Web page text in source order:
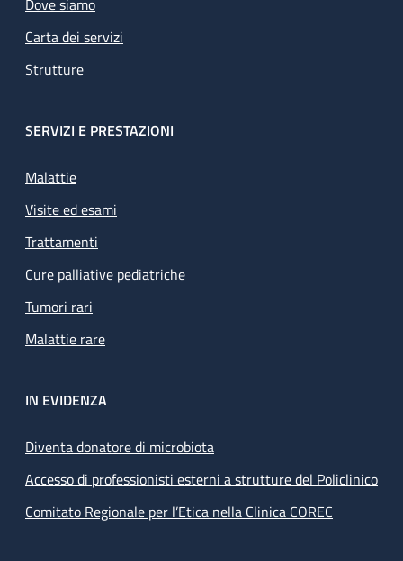
Dove siamo
Carta dei servizi
Strutture
SERVIZI E PRESTAZIONI
Malattie
Visite ed esami
Trattamenti
Cure palliative pediatriche
Tumori rari
Malattie rare
IN EVIDENZA
Diventa donatore di microbiota
Accesso di professionisti esterni a strutture del Policlinico
Comitato Regionale per l’Etica nella Clinica COREC